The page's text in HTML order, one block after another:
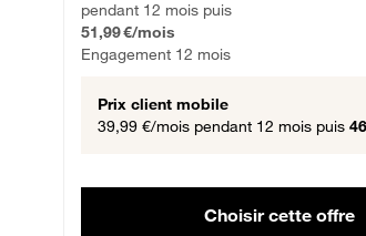
pendant 12 mois puis
51,99 €/mois
Engagement 12 mois
Prix client mobile
39,99 €/mois pendant 12 mois puis
Choisir cette offre